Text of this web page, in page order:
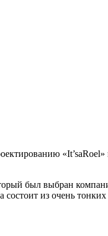
был выбран
состоит из очень